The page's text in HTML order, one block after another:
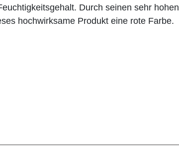
Durch seinen sehr hohen
hochwirksame Produkt eine rote Farbe.